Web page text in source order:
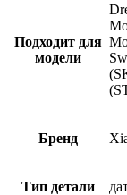
Подходит для
модели
Бренд
Тип детали